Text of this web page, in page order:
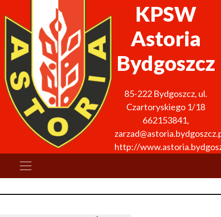
KPSW
Astoria
Bydgoszcz
85-222 Bydgoszcz, ul.
Czartoryskiego 1/18
662153841,
http://